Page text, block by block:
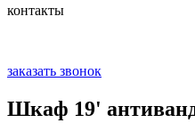
контакты
заказать звонок
Шкаф 19'